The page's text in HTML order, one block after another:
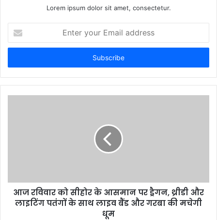
Lorem ipsum dolor sit amet, consectetur.
t
r
y
आज रविवार को सीहोर के आसमान पर ड्रैगन, थ्रीडी और
लाइटिंग पतंगों के साथ लाइव बैंड और गरबा की मचेगी
धूम